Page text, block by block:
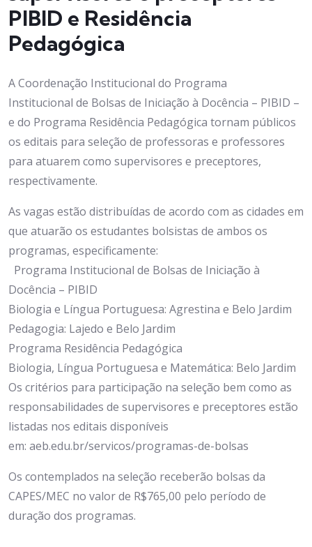
PIBID e Residência
Pedagógica
A Coordenação Institucional do Programa
Institucional de Bolsas de Iniciação à Docência – PIBID –
e do Programa Residência Pedagógica tornam públicos
os editais para seleção de professoras e professores
para atuarem como supervisores e preceptores,
respectivamente.
As vagas estão distribuídas de acordo com as cidades em
que atuarão os estudantes bolsistas de ambos os
programas, especificamente:
Programa Institucional de Bolsas de Iniciação à
Docência – PIBID
Biologia e Língua Portuguesa: Agrestina e Belo Jardim
Pedagogia: Lajedo e Belo Jardim
Programa Residência Pedagógica
Biologia, Língua Portuguesa e Matemática: Belo Jardim
Os critérios para participação na seleção bem como as
responsabilidades de supervisores e preceptores estão
listadas nos editais disponíveis
em: aeb.edu.br/servicos/programas-de-bolsas
Os contemplados na seleção receberão bolsas da
CAPES/MEC no valor de R$765,00 pelo período de
duração dos programas.